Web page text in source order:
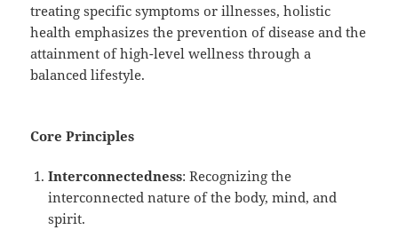
treating specific symptoms or illnesses, holistic
health emphasizes the prevention of disease and the
attainment of high-level wellness through a
balanced lifestyle.
Core Principles
Interconnectedness: Recognizing the
interconnected nature of the body, mind, and
spirit.